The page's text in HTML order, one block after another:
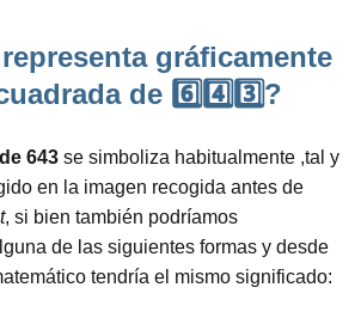
gráficamente
de 6️⃣4️⃣3️⃣?
643 se simboliza habitualmente ,tal y
en la imagen recogida antes de
, si bien también podríamos
de las siguientes formas y desde
tendría el mismo significado: